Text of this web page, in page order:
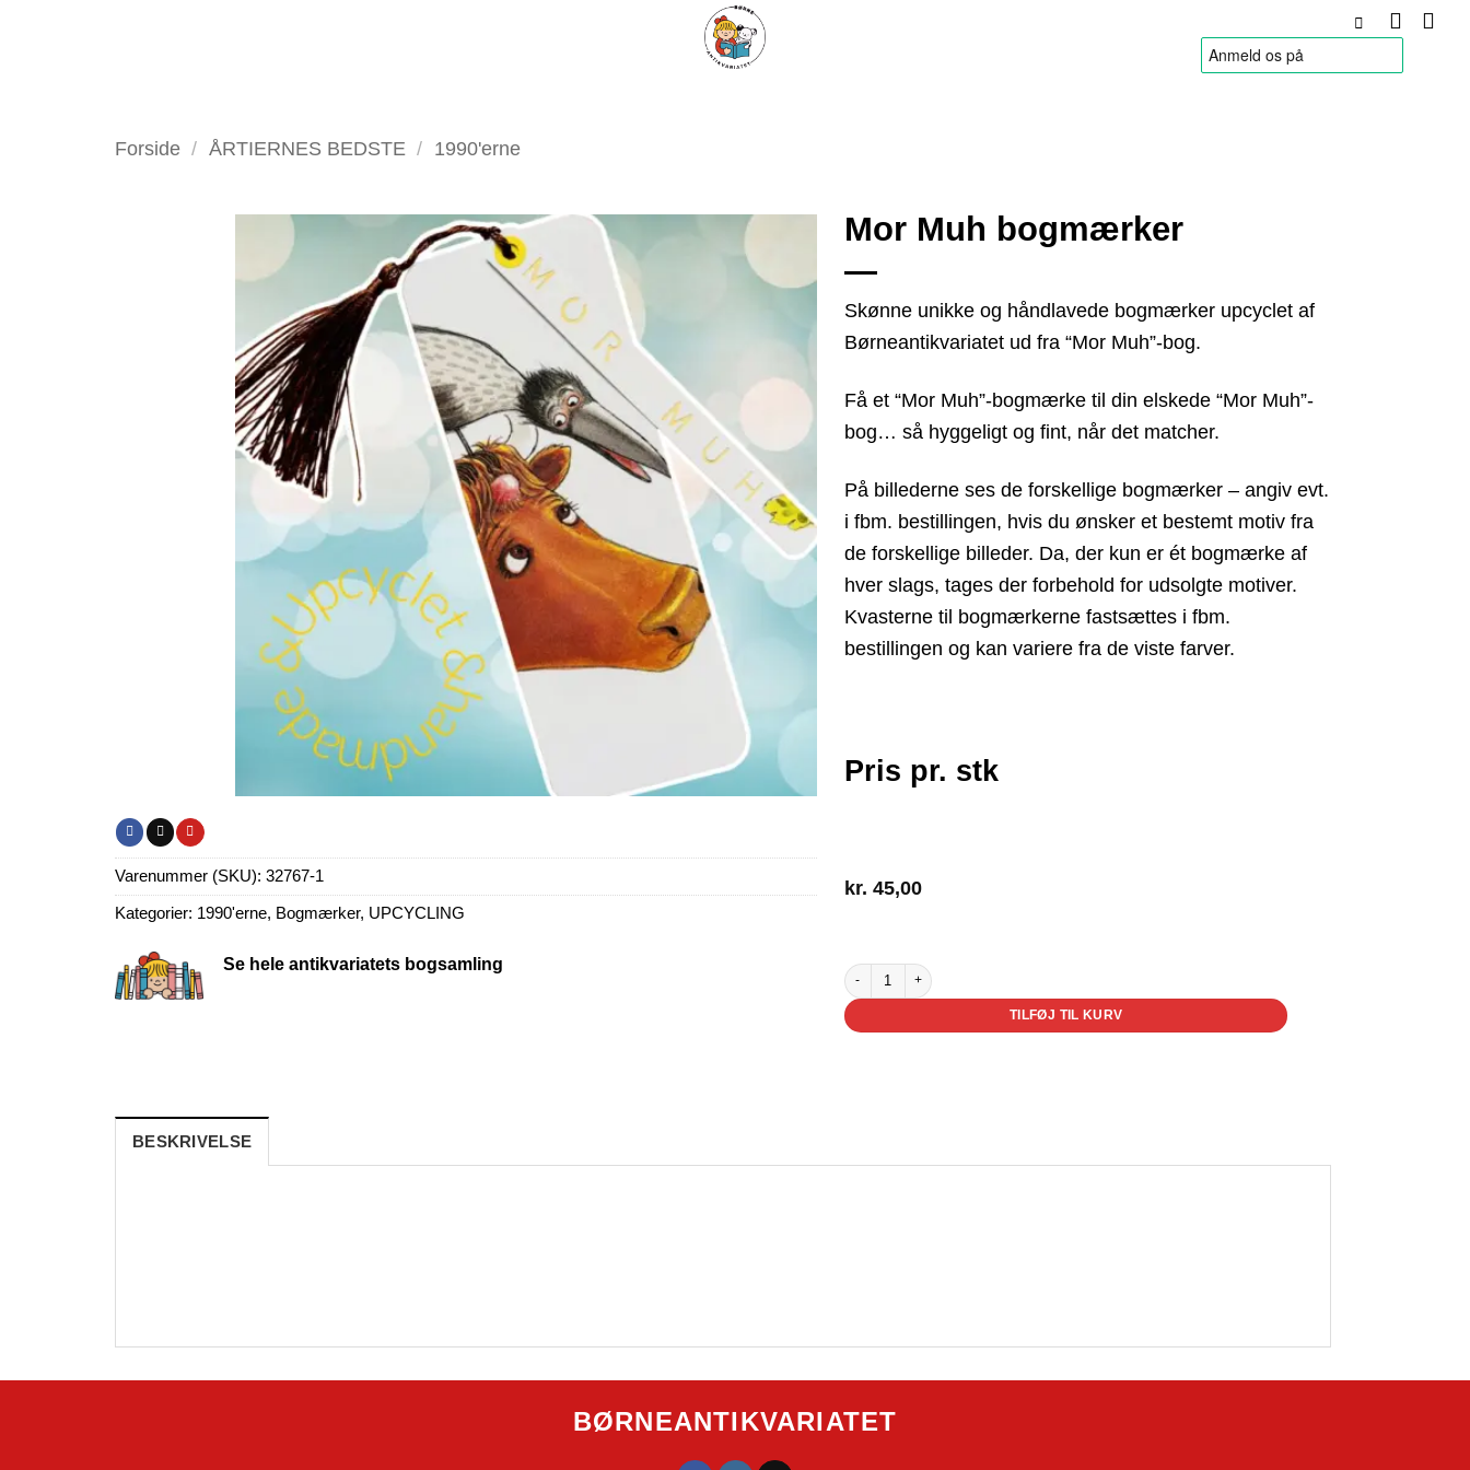
Forside / ÅRTIERNES BEDSTE / 1990'erne
favorit
Varenummer (SKU): 32767-1
Kategorier: 1990'erne, Bogmærker, UPCYCLING
Se hele antikvariatets bogsamling
Mor Muh bogmærker
Skønne unikke og håndlavede bogmærker upcyclet af
Børneantikvariatet ud fra “Mor Muh”-bog.
Få et “Mor Muh”-bogmærke til din elskede “Mor Muh”-
bog… så hyggeligt og fint, når det matcher.
På billederne ses de forskellige bogmærker – angiv evt.
i fbm. bestillingen, hvis du ønsker et bestemt motiv fra
de forskellige billeder. Da, der kun er ét bogmærke af
hver slags, tages der forbehold for udsolgte motiver.
Kvasterne til bogmærkerne fastsættes i fbm.
bestillingen og kan variere fra de viste farver.
Pris pr. stk
kr. 45,00
Mor Muh bogmærker antal
TILFØJ TIL KURV
BESKRIVELSE
BØRNEANTIKVARIATET